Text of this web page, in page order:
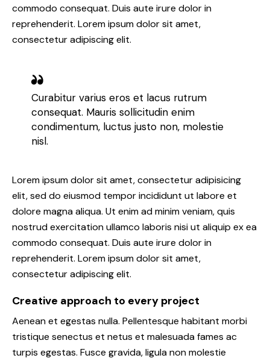
commodo consequat. Duis aute irure dolor in
reprehenderit. Lorem ipsum dolor sit amet,
consectetur adipiscing elit.
Curabitur varius eros et lacus rutrum
consequat. Mauris sollicitudin enim
condimentum, luctus justo non, molestie
nisl.
Lorem ipsum dolor sit amet, consectetur adipisicing
elit, sed do eiusmod tempor incididunt ut labore et
dolore magna aliqua. Ut enim ad minim veniam, quis
nostrud exercitation ullamco laboris nisi ut aliquip ex ea
commodo consequat. Duis aute irure dolor in
reprehenderit. Lorem ipsum dolor sit amet,
consectetur adipiscing elit.
Creative approach to every project
Aenean et egestas nulla. Pellentesque habitant morbi
tristique senectus et netus et malesuada fames ac
turpis egestas. Fusce gravida, ligula non molestie